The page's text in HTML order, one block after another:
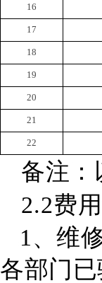
16
17
18
19
20
21
22
备注：
2.2费
1、维
各部门